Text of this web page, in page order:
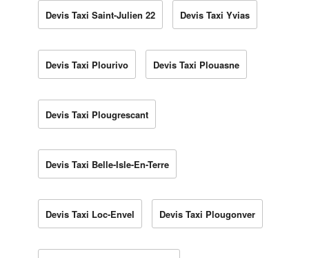
Devis Taxi Saint-Julien 22 Devis Taxi Yvias
Devis Taxi Plourivo Devis Taxi Plouasne
Devis Taxi Plougrescant
Devis Taxi Belle-Isle-En-Terre
Devis Taxi Loc-Envel Devis Taxi Plougonver